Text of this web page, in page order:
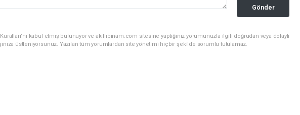
Gönder
kabul etmiş bulunuyor ve akillibinam.com sitesine yaptığınız yorumunuzla ilgili doğrudan veya dolaylı
üstleniyorsunuz. Yazılan tüm yorumlardan site yönetimi hiçbir şekilde sorumlu tutulamaz.